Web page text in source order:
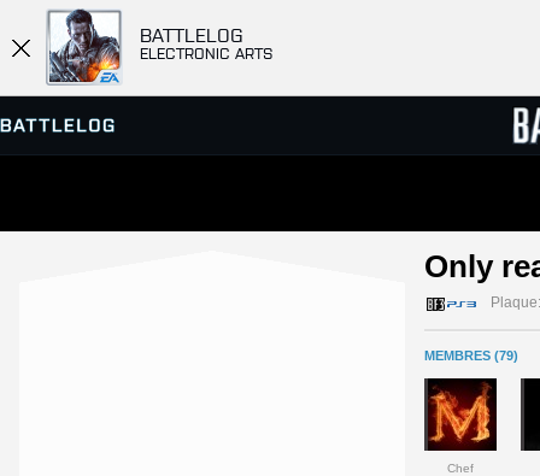
BATTLELOG
ELECTRONIC ARTS
Only
Plaque:
MEMBRES (79)
Chef